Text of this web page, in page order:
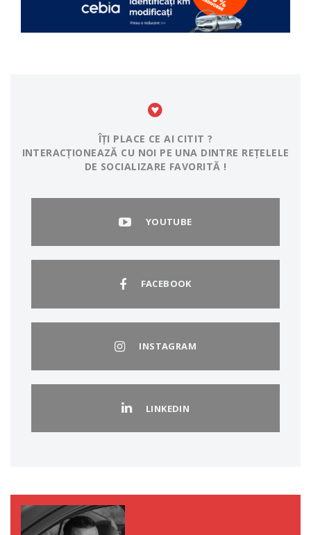
ÎȚI PLACE CE AI CITIT ?
INTERACȚIONEAZĂ CU NOI PE UNA DINTRE REȚELELE
DE SOCIALIZARE FAVORITĂ !
YOUTUBE
FACEBOOK
INSTAGRAM
LINKEDIN